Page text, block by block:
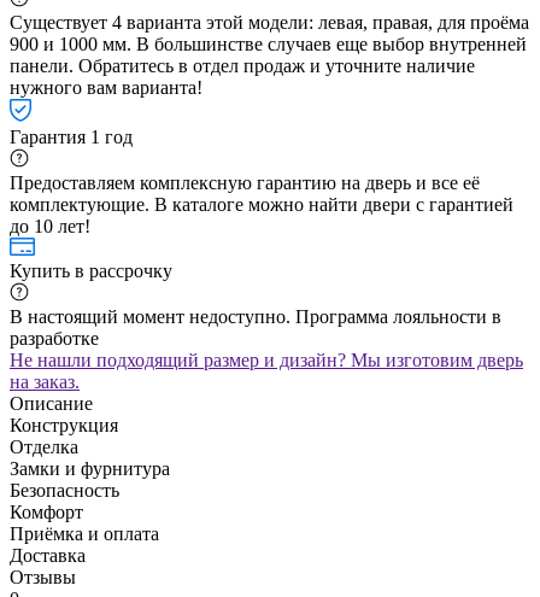
Существует 4 варианта этой модели: левая, правая, для проёма
900 и 1000 мм. В большинстве случаев еще выбор внутренней
панели. Обратитесь в отдел продаж и уточните наличие
нужного вам варианта!
Гарантия 1 год
Предоставляем комплексную гарантию на дверь и все её
комплектующие. В каталоге можно найти двери с гарантией
до 10 лет!
Купить в рассрочку
В настоящий момент недоступно. Программа лояльности в
разработке
Не нашли подходящий размер и дизайн? Мы изготовим дверь
на заказ.
Описание
Конструкция
Отделка
Замки и фурнитура
Безопасность
Комфорт
Приёмка и оплата
Доставка
Отзывы